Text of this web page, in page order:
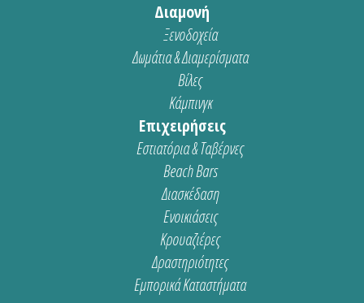
Διαμονή
Ξενοδοχεία
Δωμάτια & Διαμερίσματα
Βίλες
Κάμπινγκ
Επιχειρήσεις
Εστιατόρια & Ταβέρνες
Beach Bars
Διασκέδαση
Ενοικιάσεις
Κρουαζιέρες
Δραστηριότητες
Εμπορικά Καταστήματα